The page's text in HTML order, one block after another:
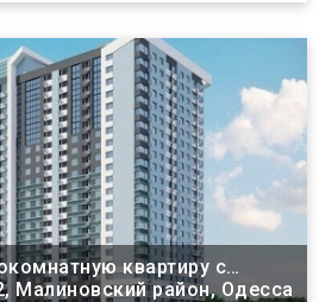
квартиру с
двухкомнатную.
Малиновский район, Одесса